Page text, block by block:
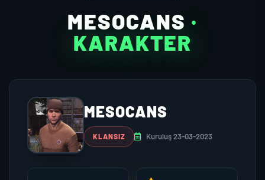
MESOCANS ·
KARAKTER
MESOCANS
KLANSIZ Kuruluş 23-03-2023